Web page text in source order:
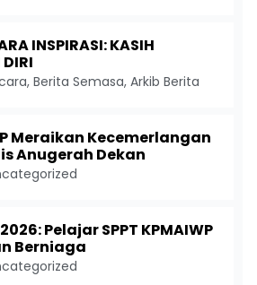
INSPIRASI: KASIH
, Berita Semasa, Arkib Berita
Meraikan Kecemerlangan
Anugerah Dekan
Pelajar SPPT KPMAIWP
Berniaga